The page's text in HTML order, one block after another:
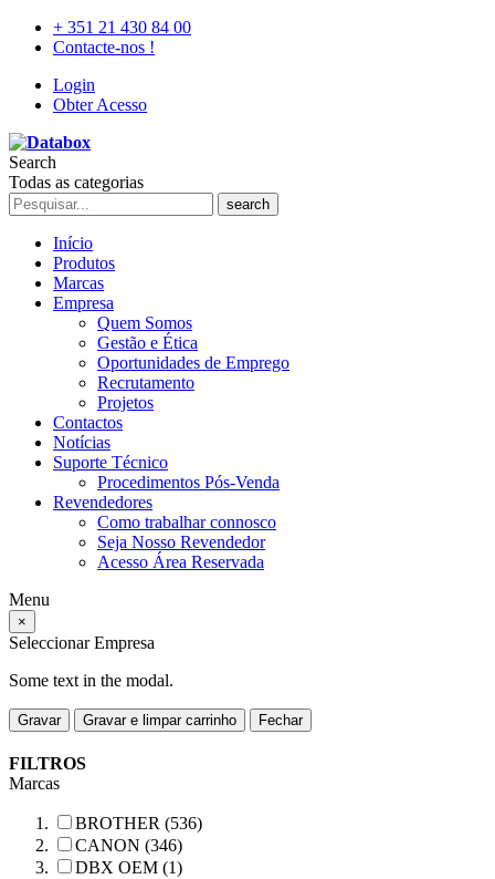
+ 351 21 430 84 00
Contacte-nos !
Login
Obter Acesso
Search
Todas as categorias
search
Início
Produtos
Marcas
Empresa
Quem Somos
Gestão e Ética
Oportunidades de Emprego
Recrutamento
Projetos
Contactos
Notícias
Suporte Técnico
Procedimentos Pós-Venda
Revendedores
Como trabalhar connosco
Seja Nosso Revendedor
Acesso Área Reservada
Menu
×
Seleccionar Empresa
Some text in the modal.
Gravar Gravar e limpar carrinho Fechar
FILTROS
Marcas
BROTHER (536)
CANON (346)
DBX OEM (1)